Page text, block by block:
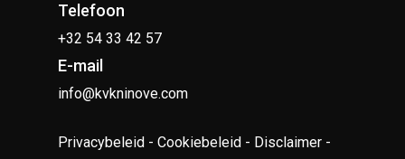
Telefoon
+32 54 33 42 57
E-mail
info@kvkninove.com
Privacybeleid -Cookiebeleid - Disclaimer -